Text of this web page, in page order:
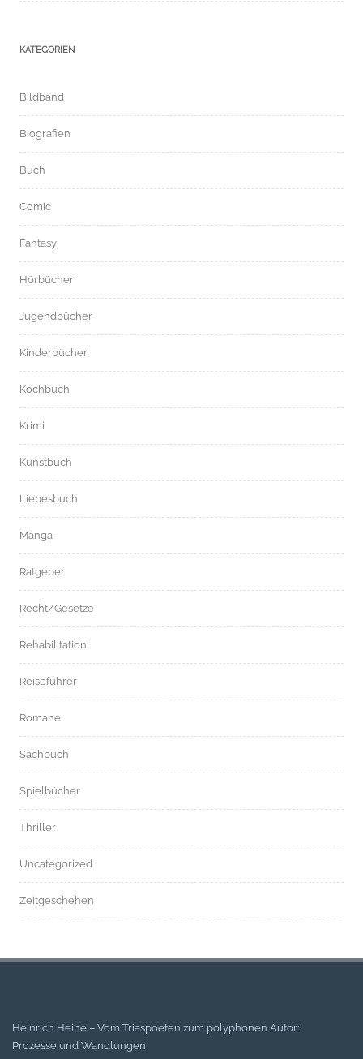
KATEGORIEN
Bildband
Biografien
Buch
Comic
Fantasy
Hörbücher
Jugendbücher
Kinderbücher
Kochbuch
Krimi
Kunstbuch
Liebesbuch
Manga
Ratgeber
Recht/Gesetze
Rehabilitation
Reiseführer
Romane
Sachbuch
Spielbücher
Thriller
Uncategorized
Zeitgeschehen
Heinrich Heine – Vom Triaspoeten zum polyphonen Autor:
Prozesse und Wandlungen